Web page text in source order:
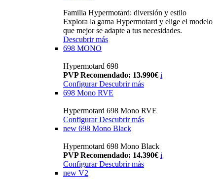
Familia Hypermotard: diversión y estilo
Explora la gama Hypermotard y elige el modelo
que mejor se adapte a tus necesidades.
Descubrir más
698 MONO
Hypermotard 698
PVP Recomendado: 13.990€ i
ConfigurarDescubrir más
698 Mono RVE
Hypermotard 698 Mono RVE
Configurar Descubrir más
new 698 Mono Black
Hypermotard 698 Mono Black
PVP Recomendado: 14.390€ i
Configurar Descubrir más
new V2